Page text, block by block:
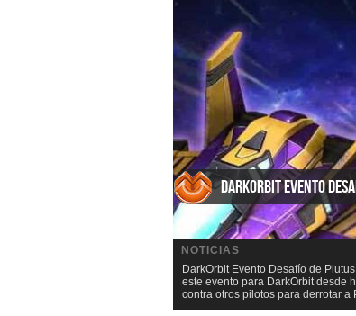
DarkOrbit Evento
NOTICIAS
DarkOrbit Evento Desafío de
este evento para DarkOrbit desde
contra otros pilotos para derrotar a